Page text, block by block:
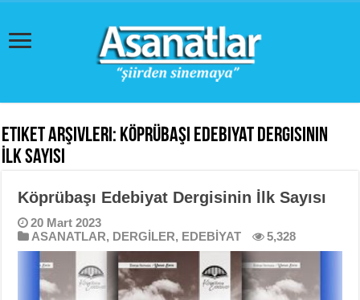
Etiket Arşivleri: Köprübaşı Edebiyat Dergisinin
İlk Sayısı
Köprübaşı Edebiyat Dergisinin İlk Sayısı
20 Mart 2023
ASANATLAR, DERGİLER, EDEBİYAT 5,328